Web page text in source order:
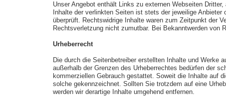
Unser Angebot enthält Links zu externen Webseiten
Inhalte der verlinkten Seiten ist stets der jeweilige
überprüft. Rechtswidrige Inhalte waren zum Zeitpunkt der
Rechtsverletzung nicht zumutbar. Bei Bekanntwerden von
Urheberrecht
Die durch die Seitenbetreiber erstellten Inhalte und Werke
außerhalb der Grenzen des Urheberrechtes bedürfen der
kommerziellen Gebrauch gestattet. Soweit die Inhalte auf
solche gekennzeichnet. Sollten Sie trotzdem auf eine
werden wir derartige Inhalte umgehend entfernen.